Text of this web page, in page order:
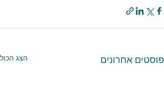
פוסטים אחרונים הצג הכול